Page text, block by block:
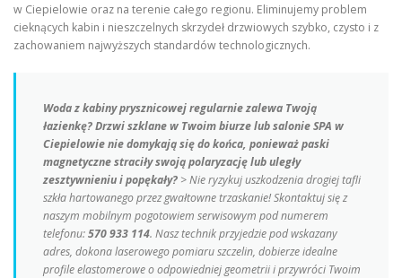
w Ciepielowie oraz na terenie całego regionu. Eliminujemy problem
cieknących kabin i nieszczelnych skrzydeł drzwiowych szybko, czysto i z
zachowaniem najwyższych standardów technologicznych.
Woda z kabiny prysznicowej regularnie zalewa Twoją
łazienkę? Drzwi szklane w Twoim biurze lub salonie SPA w
Ciepielowie nie domykają się do końca, ponieważ paski
magnetyczne straciły swoją polaryzację lub uległy
zesztywnieniu i popękały? > Nie ryzykuj uszkodzenia drogiej tafli
szkła hartowanego przez gwałtowne trzaskanie! Skontaktuj się z
naszym mobilnym pogotowiem serwisowym pod numerem
telefonu:570 933 114. Nasz technik przyjedzie pod wskazany
adres, dokona laserowego pomiaru szczelin, dobierze idealne
profile elastomerowe o odpowiedniej geometrii i przywróci Twoim